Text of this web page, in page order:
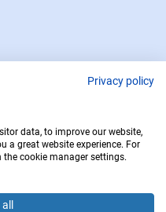
SICH AN : 112
Privacy policy
data, to improve our website,
a great website experience. For
cookie manager settings.